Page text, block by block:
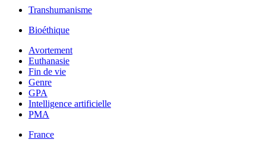
Transhumanisme
Bioéthique
Avortement
Euthanasie
Fin de vie
Genre
GPA
Intelligence artificielle
PMA
France